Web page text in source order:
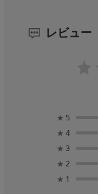
レビュー
★ 5
★ 4
★ 3
★ 2
★ 1